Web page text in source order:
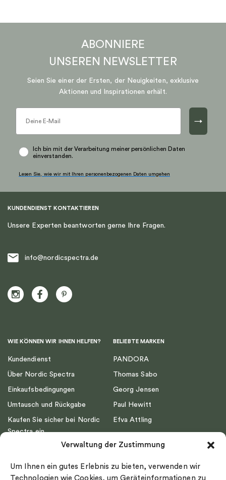
Verwaltung der Zustimmung
Um Ihnen ein gutes Erlebnis zu bieten, verwenden wir
Technologien wie Cookies, um Geräteinformationen zu
ABONNIERE
UNSEREN NEWSLETTER
Seien Sie einer der Ersten, der Neuigkeiten, exklusive
Aktionen und Inspirationen erhält.
→
Ich bin mit der Verarbeitung meiner persönlichen Daten
einverstanden.
Lesen Sie, wie wir mit Ihren personenbezogenen Daten umgehen
KUNDENDIENST KONTAKTIEREN
Unsere Experten beantworten gerne Ihre Fragen.
info@nordicspectra.de
WIE KÖNNEN WIR IHNEN HELFEN?
Kundendienst
Über Nordic Spectra
Einkaufsbedingungen
Umtausch und Rückgabe
Kaufen Sie sicher bei Nordic
Spectra ein
Impressum
Ringgröße
BELIEBTE MARKEN
PANDORA
Thomas Sabo
Georg Jensen
Paul Hewitt
Efva Attling
Drakenberg Sjölin
Nordic Spectra